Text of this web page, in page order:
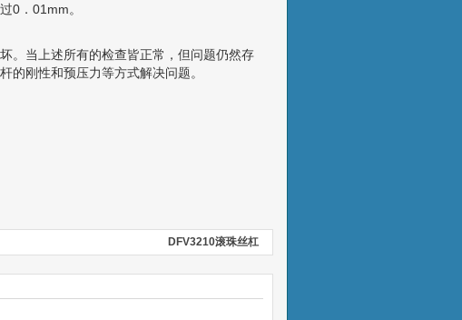
0．01mm。
。当上述所有的检查皆正常，但问题仍然存
的刚性和预压力等方式解决问题。
DFV3210滚珠丝杠